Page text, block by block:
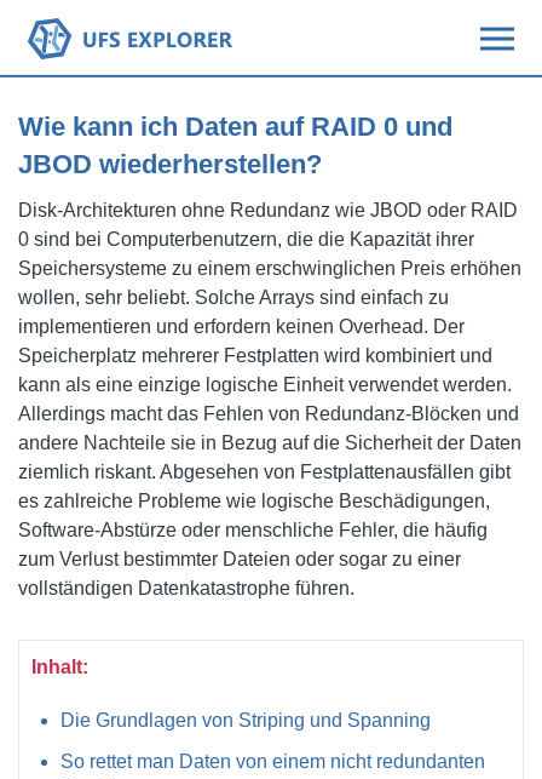
Wie kann ich Daten auf RAID 0 und
JBOD wiederherstellen?
Disk-Architekturen ohne Redundanz wie JBOD oder RAID
0 sind bei Computerbenutzern, die die Kapazität ihrer
Speichersysteme zu einem erschwinglichen Preis erhöhen
wollen, sehr beliebt. Solche Arrays sind einfach zu
implementieren und erfordern keinen Overhead. Der
Speicherplatz mehrerer Festplatten wird kombiniert und
kann als eine einzige logische Einheit verwendet werden.
Allerdings macht das Fehlen von Redundanz-Blöcken und
andere Nachteile sie in Bezug auf die Sicherheit der Daten
ziemlich riskant. Abgesehen von Festplattenausfällen gibt
es zahlreiche Probleme wie logische Beschädigungen,
Software-Abstürze oder menschliche Fehler, die häufig
zum Verlust bestimmter Dateien oder sogar zu einer
vollständigen Datenkatastrophe führen.
Inhalt:
Die Grundlagen von Striping und Spanning
So rettet man Daten von einem nicht redundanten